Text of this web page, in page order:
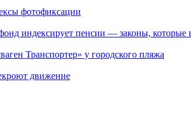
фотофиксации
индексирует пенсии — законы, которые
Транспортер» у городского пляжа
движение